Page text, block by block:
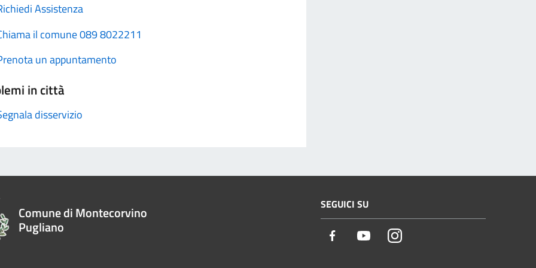
Assistenza
il comune 089 8022211
un appuntamento
in città
disservizio
Comune di Montecorvino
Pugliano
SEGUICI SU
Facebook YoutubeInstagram